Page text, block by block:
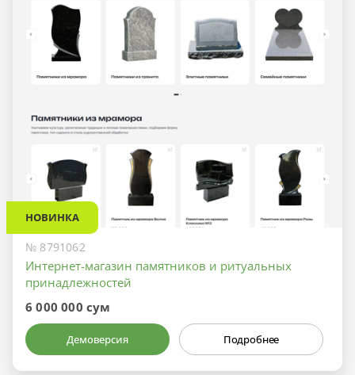
НОВИНКА
№ 8791062
Интернет-магазин памятников и ритуальных
принадлежностей
6 000 000 сум
Демоверсия Подробнее